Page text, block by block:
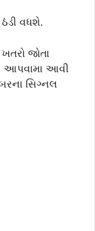
વધશે.
જોતા
આપવામા આવી
સિગ્નલ